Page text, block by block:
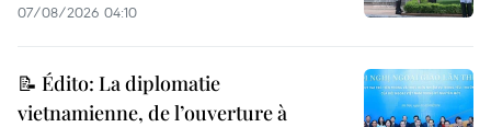
07/08/2026 04:10
📝 Édito: La diplomatie
vietnamienne, de l’ouverture à